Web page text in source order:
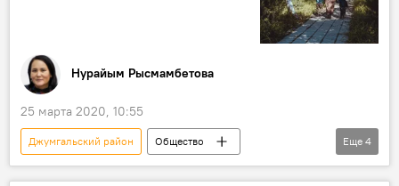
Нурайым Рысмамбетова
25 марта 2020, 10:55
Джумгальский район
Общество
Новости
Кыргызстан
добро
Еще 4